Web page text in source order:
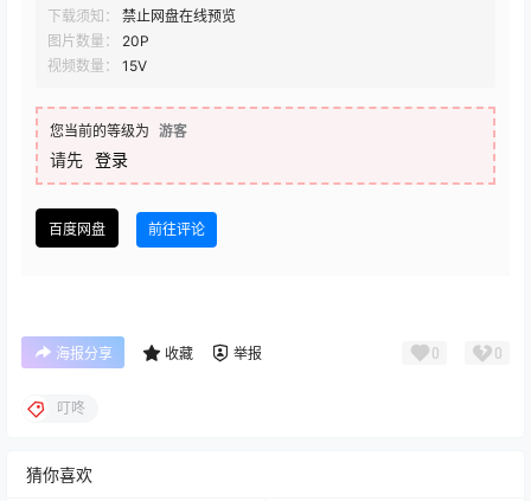
下载须知：
禁止网盘在线预览
图片数量：
20P
视频数量：
15V
您当前的等级为 游客
请先 登录
百度网盘 前往评论
海报分享 收藏 举报 0 0
叮咚
猜你喜欢